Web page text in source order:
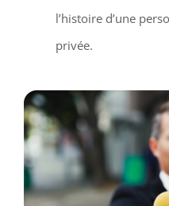
l’histoire d’une
privée.